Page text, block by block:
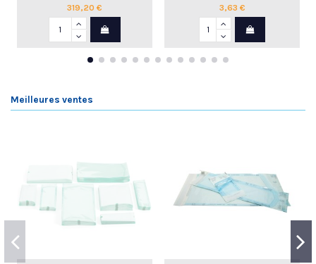
319,20 € 3,63 €
Meilleures ventes